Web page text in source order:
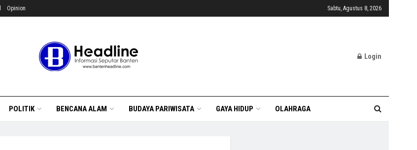
Opinion Sabtu, Agustus 8, 2026
Login
POLITIK BENCANA ALAM BUDAYA PARIWISATA GAYA HIDUP OLAHRAGA